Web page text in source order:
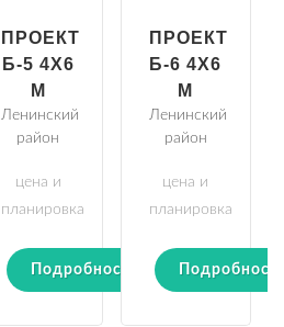
ПРОЕКТ
Б-5 4Х6
М
Ленинский
район
цена и
планировка
Подробности
ПРОЕКТ
Б-6 4Х6
М
Ленинский
район
цена и
планировка